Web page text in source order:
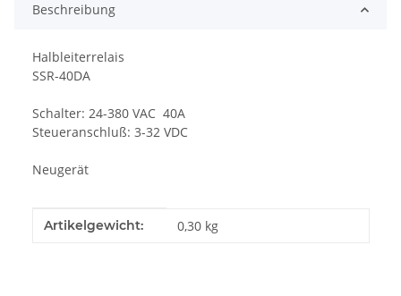
Beschreibung
Halbleiterrelais
SSR-40DA
Schalter: 24-380 VAC 40A
Steueranschluß: 3-32 VDC
Neugerät
Produkteigenschaft
Wert
Artikelgewicht: 0,30 kg